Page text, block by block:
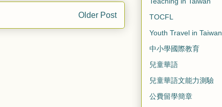
Older Post
TOCFL
Youth Travel in Taiwan
中小學國際教育
兒童華語
兒童華語文能力測驗
公費留學簡章